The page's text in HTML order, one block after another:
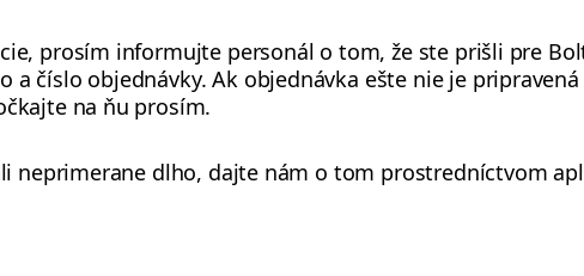
prosím informujte personál o tom, že ste prišli pre
a číslo objednávky. Ak objednávka ešte nie je
na ňu prosím.
neprimerane dlho, dajte nám o tom prostredníctvom